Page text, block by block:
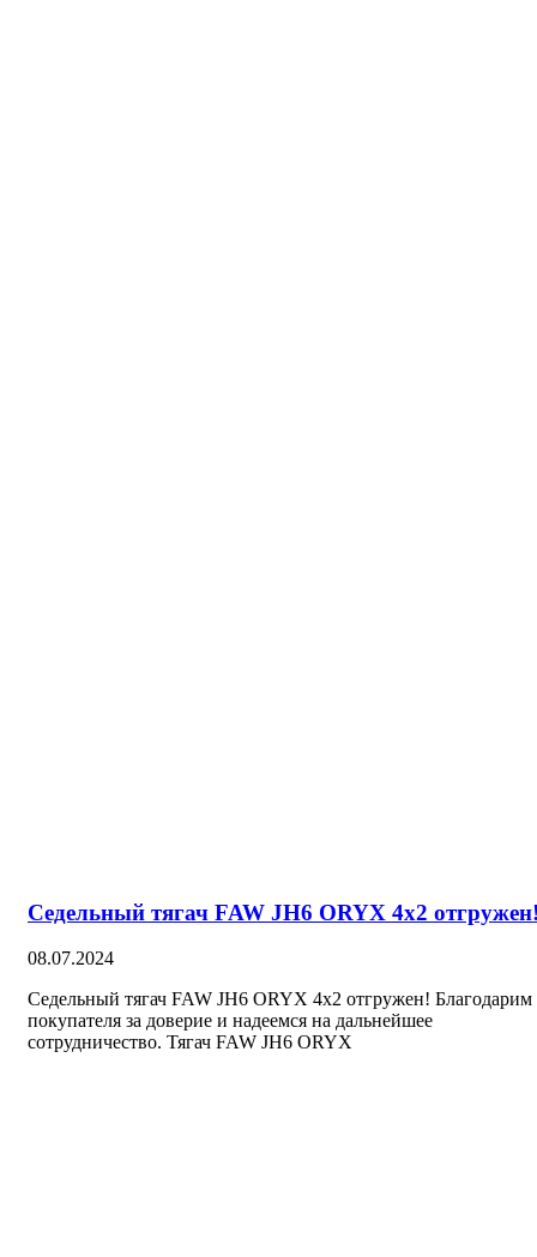
Седельный тягач FAW JH6 ORYX 4х2
08.07.2024
Седельный тягач FAW JH6 ORYX 4х2 отгружен! Благодарим
покупателя за доверие и надеемся на дальнейшее
сотрудничество. Тягач FAW JH6 ORYX